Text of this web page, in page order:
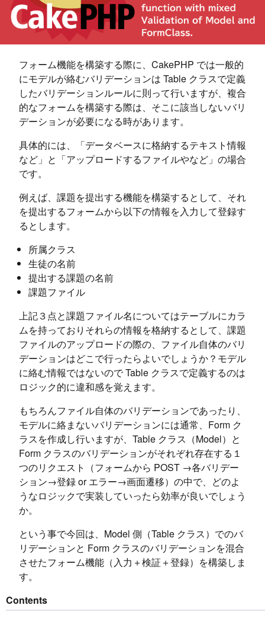
フォーム機能を構築する際に、CakePHP では一般的
にモデルが絡むバリデーションは Table クラスで定義
したバリデーションルールに則って行いますが、複合
的なフォームを構築する際は、そこに該当しないバリ
デーションが必要になる時があります。
具体的には、「データベースに格納するテキスト情報
など」と「アップロードするファイルやなど」の場合
です。
例えば、課題を提出する機能を構築するとして、それ
を提出するフォームから以下の情報を入力して登録す
るとします。
所属クラス
生徒の名前
提出する課題の名前
課題ファイル
上記３点と課題ファイル名についてはテーブルにカラ
ムを持っておりそれらの情報を格納するとして、課題
ファイルのアップロードの際の、ファイル自体のバリ
デーションはどこで行ったらよいでしょうか？モデル
に絡む情報ではないので Table クラスで定義するのは
ロジック的に違和感を覚えます。
もちろんファイル自体のバリデーションであったり、
モデルに絡まないバリデーションには通常、Form ク
ラスを作成し行いますが、Table クラス（Model）と
Form クラスのバリデーションがそれぞれ存在する１
つのリクエスト（フォームから POST →各バリデー
ション→登録 or エラー→画面遷移）の中で、どのよ
うなロジックで実装していったら効率が良いでしょう
か。
という事で今回は、Model 側（Table クラス）でのバ
リデーションと Form クラスのバリデーションを混合
させたフォーム機能（入力＋検証＋登録）を構築しま
す。
Contents